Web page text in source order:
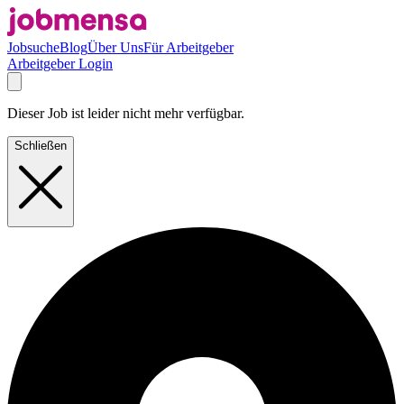
JobsucheBlogÜber UnsFür Arbeitgeber
Arbeitgeber Login
Dieser Job ist leider nicht mehr verfügbar.
Schließen